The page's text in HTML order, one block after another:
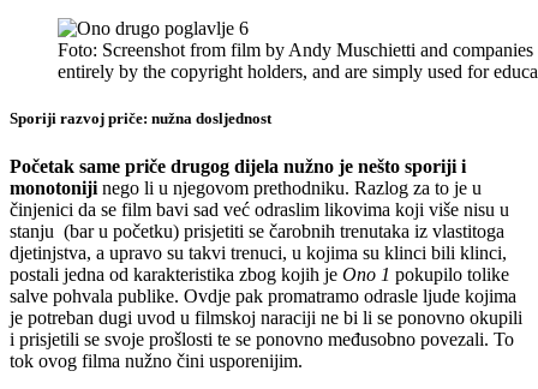
Foto: Screenshot from film by Andy Muschietti and
entirely by the copyright holders, and are simply used for
Sporiji razvoj priče: nužna dosljednost
Početak same priče drugog dijela nužno je nešto sporiji i
monotoniji nego li u njegovom prethodniku. Razlog za to je u
činjenici da se film bavi sad već odraslim likovima koji više nisu u
stanju (bar u početku) prisjetiti se čarobnih trenutaka iz vlastitoga
djetinjstva, a upravo su takvi trenuci, u kojima su klinci bili klinci,
postali jedna od karakteristika zbog kojih je Ono 1 pokupilo tolike
salve pohvala publike. Ovdje pak promatramo odrasle ljude kojima
je potreban dugi uvod u filmskoj naraciji ne bi li se ponovno okupili
i prisjetili se svoje prošlosti te se ponovno međusobno povezali. To
tok ovog filma nužno čini usporenijim.